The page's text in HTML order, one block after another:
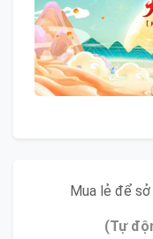
Mua lẻ để
(Tự